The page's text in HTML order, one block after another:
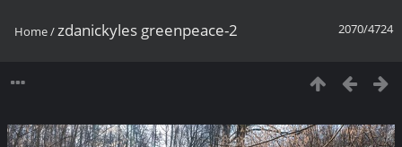
2070/4724
Home/zdanickyles greenpeace-2